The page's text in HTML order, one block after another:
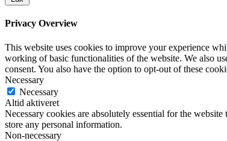
Privacy Overview
This website uses cookies to improve your experience
working of basic functionalities of the website. We also
consent. You also have the option to opt-out of these
Necessary
Necessary
Altid aktiveret
Necessary cookies are absolutely essential for the
store any personal information.
Non-necessary